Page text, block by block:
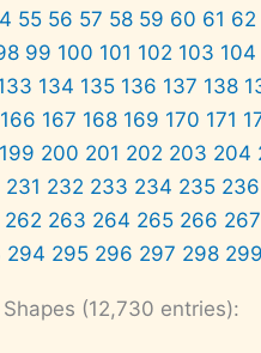
55 56 57 58 59 60 61 62
99 100 101 102 103 104
134 135 136 137 138
166 167 168 169 170 171
199 200 201 202 203 204
231 232 233 234 235 236
262 263 264 265 266 267
294 295 296 297 298 299
(12,730 entries):